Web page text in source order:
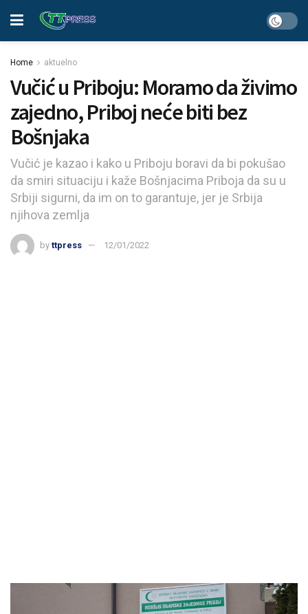
Home aktuelno
Vučić u Priboju: Moramo da živimo
zajedno, Priboj neće biti bez
Bošnjaka
Vučić je kazao i kako u Priboju boravi da bi pokušao
da smiri situaciju i kaže Bošnjacima Priboja da su u
Srbiji sigurni, da im on to garantuje, jer je Srbija
njihova zemlja
by ttpress 12/01/2022